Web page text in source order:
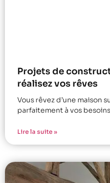
Projets de
réalisez vos rêves
Vous rêvez d’une maison
parfaitement à vos
Lire la suite »